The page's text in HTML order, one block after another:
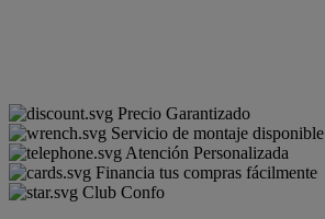
Precio Garantizado
Servicio de montaje disponible
Atención Personalizada
Financia tus compras fácilmente
Club Confo